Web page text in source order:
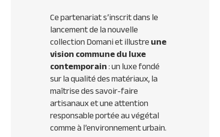
Ce partenariat s’inscrit dans le
lancement de la nouvelle
collection Domani et illustreune
vision commune du luxe
contemporain: un luxe fondé
sur la qualité des matériaux, la
maîtrise des savoir-faire
artisanaux et une attention
responsable portée au végétal
comme à l’environnement urbain.